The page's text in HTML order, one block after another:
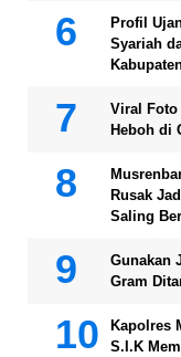
Profil
Syariah
Viral Foto
Heboh di
Rusak
Saling
Gunakan
Gram
Kapolres
S.I.K